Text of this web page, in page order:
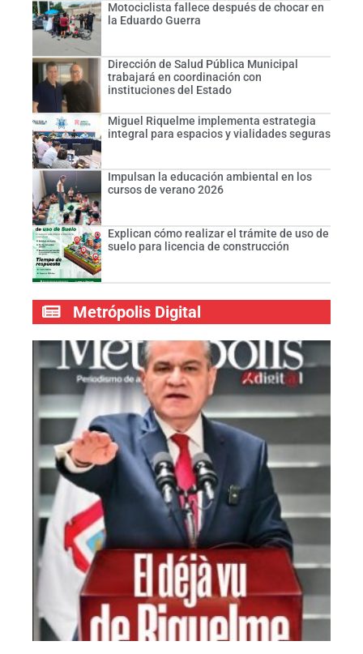
Motociclista fallece después de chocar en
la Eduardo Guerra
Dirección de Salud Pública Municipal
trabajará en coordinación con
instituciones del Estado
Miguel Riquelme implementa estrategia
integral para espacios y vialidades seguras
Impulsan la educación ambiental en los
cursos de verano 2026
Explican cómo realizar el trámite de uso de
suelo para licencia de construcción
Metrópolis Digital